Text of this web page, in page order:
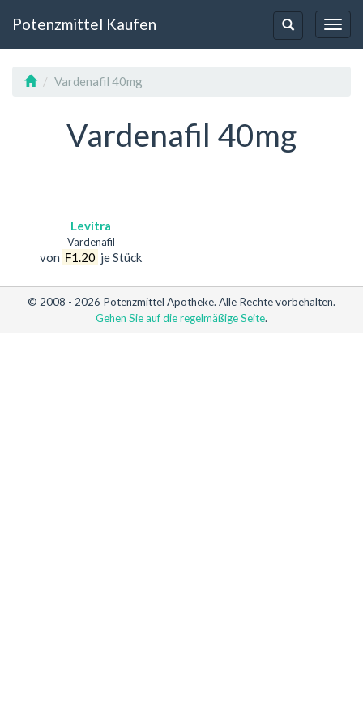
Toggle-
Navigation
Potenzmittel Kaufen
Vardenafil 40mg
Vardenafil 40mg
Levitra
Vardenafil
von ₣1.20 je Stück
© 2008 - 2026 Potenzmittel Apotheke. Alle Rechte vorbehalten.
Gehen Sie auf die regelmäßige Seite.